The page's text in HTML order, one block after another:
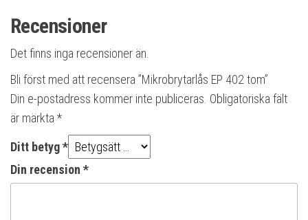
Recensioner
Det finns inga recensioner än.
Bli först med att recensera ”Mikrobrytarlås EP 402 tom”
Din e-postadress kommer inte publiceras. Obligatoriska fält
är märkta *
Ditt betyg*
Din recension *